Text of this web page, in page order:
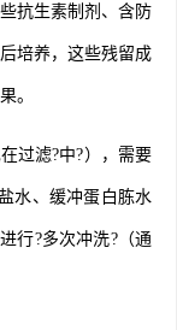
抗生素制剂、含防
培养，这些残留成
。
过滤?中?），需要
水、缓冲蛋白胨水
行?多次冲洗?（通